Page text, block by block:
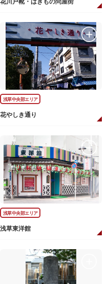
浅草中央部エリア
花やしき通り
浅草中央部エリア
浅草東洋館